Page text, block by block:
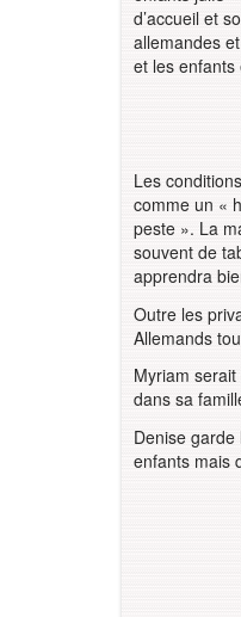
d’accueil et
allemandes
et les
Les
comme un «
peste ». La
souvent de
apprendra
Outre les
Allemands
Myriam serait
dans sa
Denise garde
enfants mais